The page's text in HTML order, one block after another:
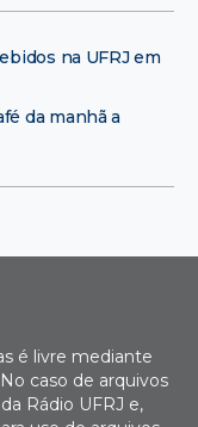
na UFRJ em
da manhã a
é livre mediante
caso de arquivos
Rádio UFRJ e,